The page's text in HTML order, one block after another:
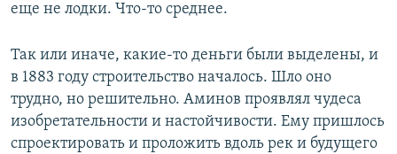
еще не лодки. Что-то среднее.
Так или иначе, какие-то деньги были выделены, и
в 1883 году строительство началось. Шло оно
трудно, но решительно. Аминов проявлял чудеса
изобретательности и настойчивости. Ему пришлось
спроектировать и проложить вдоль рек и будущего